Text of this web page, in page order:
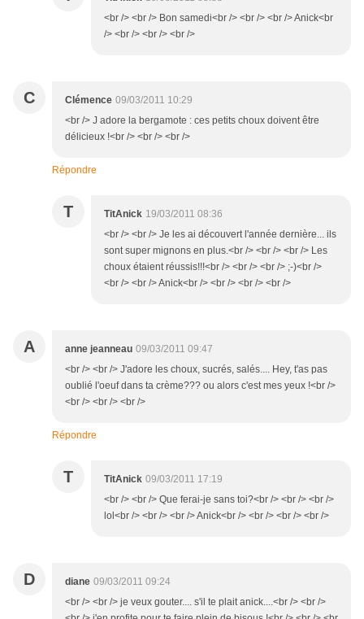
<br /> <br /> Bon samedi<br /> <br /> <br /> Anick<br
/> <br /> <br /> <br />
C Clémence 09/03/2011 10:29
<br /> J adore la bergamote : ces petits choux doivent être
délicieux !<br /> <br /> <br />
Répondre
T TitAnick 19/03/2011 08:36
<br /> <br /> Je les ai découvert l'année dernière... ils
sont super mignons en plus.<br /> <br /> <br /> Les
choux étaient réussis!!!<br /> <br /> <br /> ;-)<br />
<br /> <br /> Anick<br /> <br /> <br /> <br />
A anne jeanneau 09/03/2011 09:47
<br /> <br /> J'adore les choux, sucrés, salés.... Hey, t'as pas
oublié l'oeuf dans ta crème??? ou alors c'est mes yeux !<br />
<br /> <br /> <br />
Répondre
T TitAnick 09/03/2011 17:19
<br /> <br /> Que ferai-je sans toi?<br /> <br /> <br />
lol<br /> <br /> <br /> Anick<br /> <br /> <br /> <br />
D diane 09/03/2011 09:24
<br /> <br /> je veux gouter.... s'il te plait anick....<br /> <br />